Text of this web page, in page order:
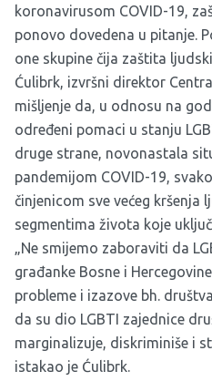
koronavirusom COVID-19,
ponovo dovedena u pitanje.
one skupine čija zaštita
Ćulibrk, izvršni direktor
mišljenje da, u odnosu na
određeni pomaci u stanju
druge strane, novonastala
pandemijom COVID-19,
činjenicom sve većeg kršenja
segmentima života koje
„Ne smijemo zaboraviti da
građanke Bosne i
probleme i izazove bh.
da su dio LGBTI zajednice
marginalizuje, diskriminiše i
istakao je Ćulibrk.